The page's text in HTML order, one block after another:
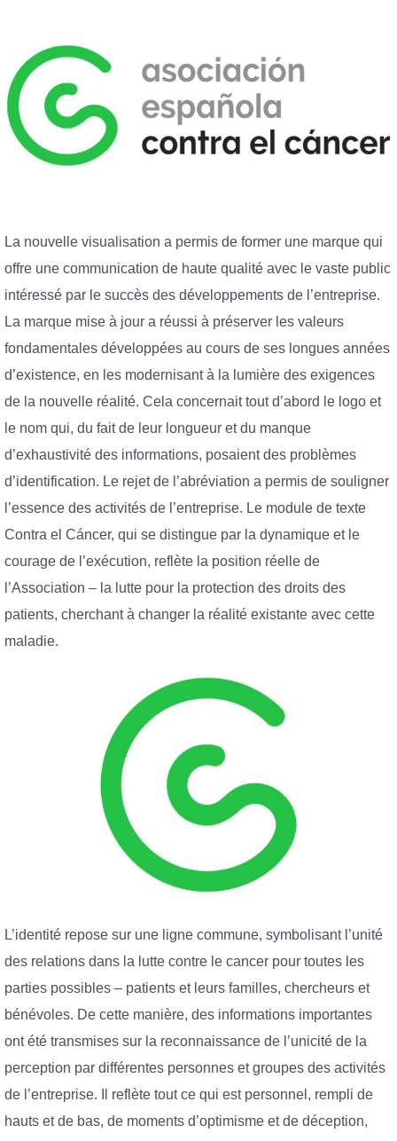
La nouvelle visualisation a permis de former une marque qui
offre une communication de haute qualité avec le vaste public
intéressé par le succès des développements de l’entreprise.
La marque mise à jour a réussi à préserver les valeurs
fondamentales développées au cours de ses longues années
d’existence, en les modernisant à la lumière des exigences
de la nouvelle réalité. Cela concernait tout d’abord le logo et
le nom qui, du fait de leur longueur et du manque
d’exhaustivité des informations, posaient des problèmes
d’identification. Le rejet de l’abréviation a permis de souligner
l’essence des activités de l’entreprise. Le module de texte
Contra el Cáncer, qui se distingue par la dynamique et le
courage de l’exécution, reflète la position réelle de
l’Association – la lutte pour la protection des droits des
patients, cherchant à changer la réalité existante avec cette
maladie.
L’identité repose sur une ligne commune, symbolisant l’unité
des relations dans la lutte contre le cancer pour toutes les
parties possibles – patients et leurs familles, chercheurs et
bénévoles. De cette manière, des informations importantes
ont été transmises sur la reconnaissance de l’unicité de la
perception par différentes personnes et groupes des activités
de l’entreprise. Il reflète tout ce qui est personnel, rempli de
hauts et de bas, de moments d’optimisme et de déception,